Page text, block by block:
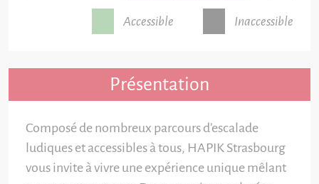
Accessible Inaccessible
Présentation
Composé de nombreux parcours d’escalade
ludiques et accessibles à tous, HAPIK Strasbourg
vous invite à vivre une expérience unique mêlant